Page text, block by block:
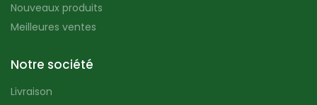
Nouveaux produits
Meilleures ventes
Notre société
Livraison